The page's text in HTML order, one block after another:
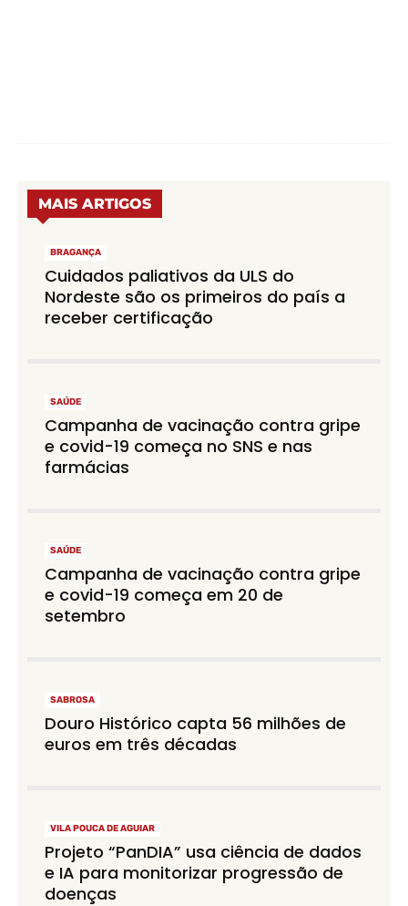
MAIS ARTIGOS
BRAGANÇA
Cuidados paliativos da ULS do
Nordeste são os primeiros do país a
receber certificação
SAÚDE
Campanha de vacinação contra gripe
e covid-19 começa no SNS e nas
farmácias
SAÚDE
Campanha de vacinação contra gripe
e covid-19 começa em 20 de
setembro
SABROSA
Douro Histórico capta 56 milhões de
euros em três décadas
VILA POUCA DE AGUIAR
Projeto “PanDIA” usa ciência de dados
e IA para monitorizar progressão de
doenças